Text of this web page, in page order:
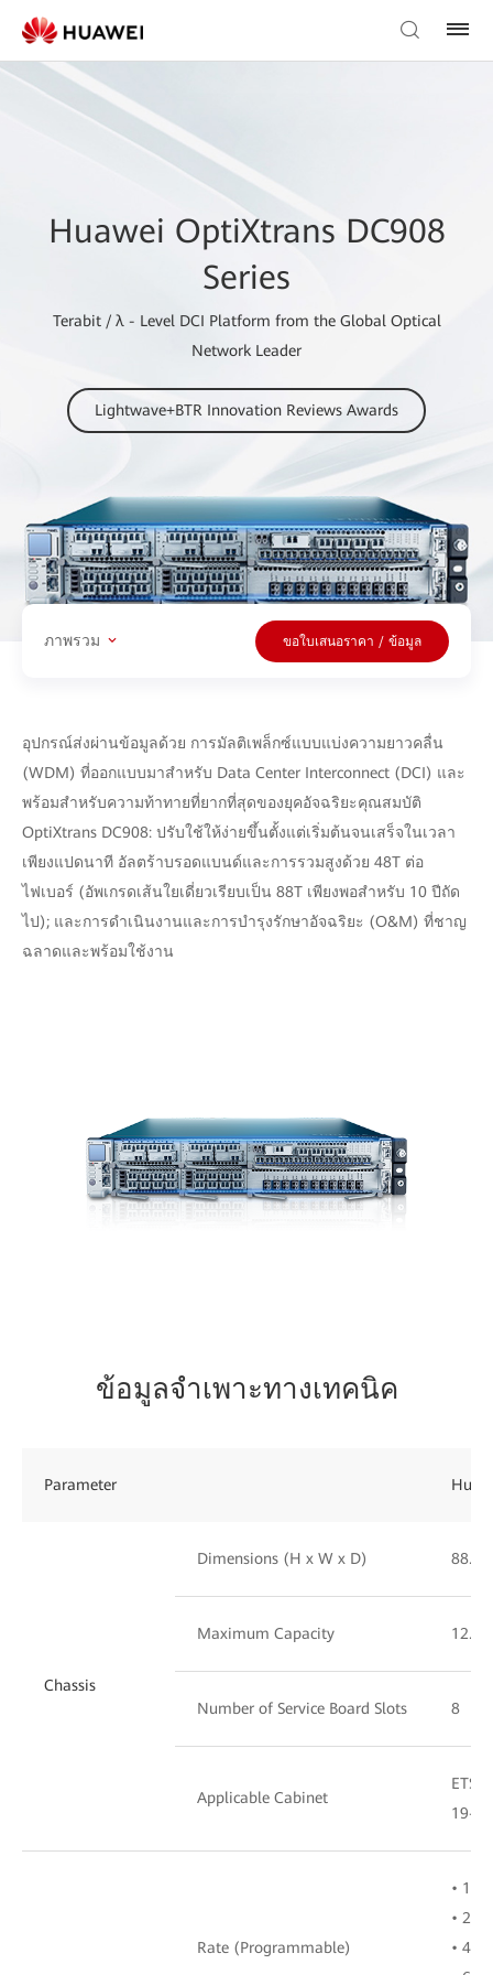
Huawei OptiXtrans DC908
Series
Terabit / λ - Level DCI Platform from the Global Optical
Network Leader
Lightwave+BTR Innovation Reviews Awards
ภาพรวม ขอใบเสนอราคา / ข้อมูล
อุปกรณ์ส่งผ่านข้อมูลด้วย การมัลติเพล็กซ์แบบแบ่งความยาวคลื่น
(WDM) ที่ออกแบบมาสำหรับ Data Center Interconnect (DCI) และ
พร้อมสำหรับความท้าทายที่ยากที่สุดของยุคอัจฉริยะคุณสมบัติ
OptiXtrans DC908: ปรับใช้ให้ง่ายขึ้นตั้งแต่เริ่มต้นจนเสร็จในเวลา
เพียงแปดนาที อัลตร้าบรอดแบนด์และการรวมสูงด้วย 48T ต่อ
ไฟเบอร์ (อัพเกรดเส้นใยเดี่ยวเรียบเป็น 88T เพียงพอสำหรับ 10 ปีถัด
ไป); และการดำเนินงานและการบำรุงรักษาอัจฉริยะ (O&M) ที่ชาญ
ฉลาดและพร้อมใช้งาน
ข้อมูลจำเพาะทางเทคนิค
Parameter
Chassis
Dimensions (H x W x D) 88.1
Maximum Capacity 12.8
Number of Service Board Slots 8
Applicable Cabinet
ETSI
19-
Rate (Programmable)
•
•
•